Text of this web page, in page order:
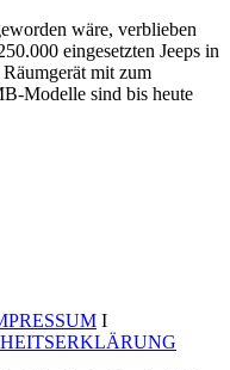
wäre, verblieben
eingesetzten Jeeps in
mit zum
Modelle sind bis heute
I